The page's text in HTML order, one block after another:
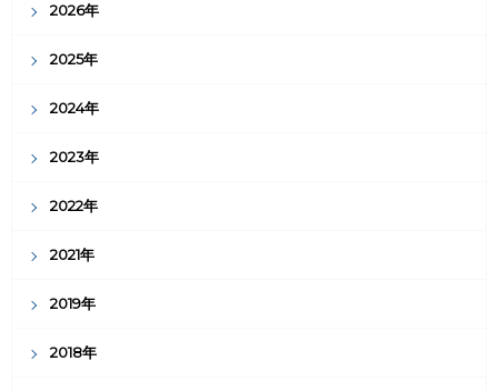
2026年
2025年
2024年
2023年
2022年
2021年
2019年
2018年